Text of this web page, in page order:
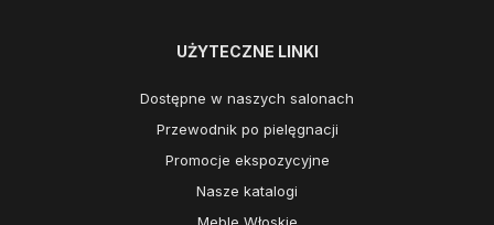
UŻYTECZNE LINKI
Dostępne w naszych salonach
Przewodnik po pielęgnacji
Promocje ekspozycyjne
Nasze katalogi